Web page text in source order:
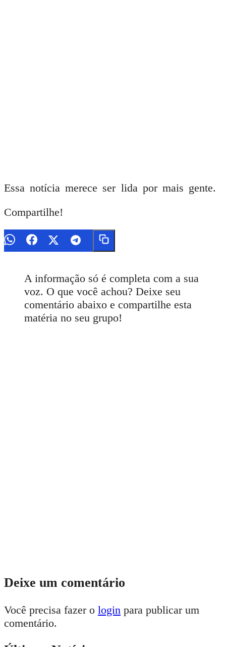
Essa notícia merece ser lida por mais gente.
Compartilhe!
A informação só é completa com a sua
voz. O que você achou? Deixe seu
comentário abaixo e compartilhe esta
matéria no seu grupo!
Deixe um comentário
Você precisa fazer o login para publicar um
comentário.